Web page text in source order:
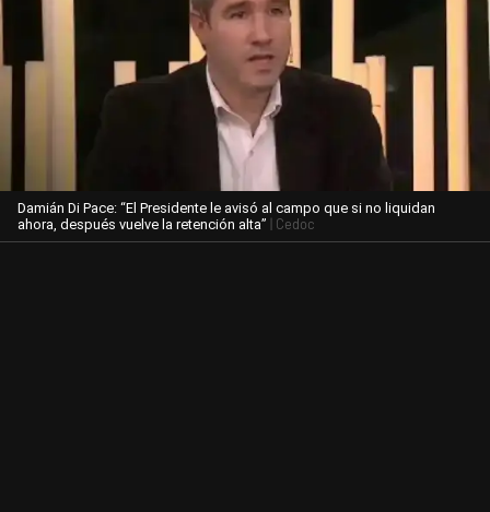
Damián Di Pace: “El Presidente le avisó al campo que si no liquidan
ahora, después vuelve la retención alta” | Cedoc